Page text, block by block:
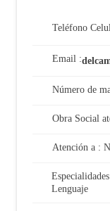
Teléfono
Email :
Número de
Obra Social
Atención a :
Lenguaje